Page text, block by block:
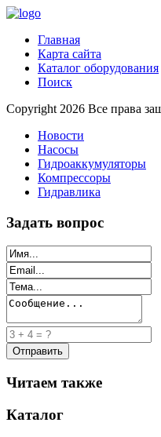
Главная
Карта сайта
Каталог оборудования
Поиск
Copyright 2026 Все права
Новости
Насосы
Гидроаккумуляторы
Компрессоры
Гидравлика
Задать вопрос
Читаем также
Каталог